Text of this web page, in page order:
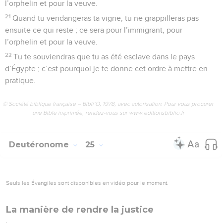
mettras dans une corbeille et tu iras au lieu que choisira
l’Éternel, ton Dieu, pour y faire demeurer son nom.
3 Tu iras vers le sacrificateur en fonctions ces jours-là et tu lui
diras : Je déclare aujourd’hui à l’Éternel, ton Dieu, que je suis
entré dans le pays que l’Éternel, a juré à nos pères de nous
donner.
4 Le sacrificateur recevra la corbeille de ta main et la
Tu prendras encore la parole et tu diras devant l’Éternel,
une nation grande, puissante et nombreuse.
7 Nous avons crié à l’Éternel, le Dieu de nos pères. L’Éternel
notre misère.